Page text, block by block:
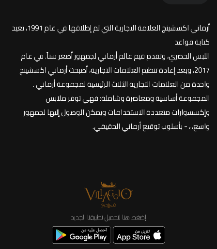
أرماني اكسشينج العلامة التجارية التي تم إطلاقها في عام 1991، تعيد
كتابة قواعد
اللبس الحضري، وتقدم قيم عالم أرماني لجمهور أصغر سناً. في عام
2017، وبعد إعادة تنظيم العلامات التجارية، أصبحت أرماني اكسشينج
واحدة من العلامات التجارية الثلاث الرئيسية لمجموعة أرماني .
المجموعة أساسية ومعاصرة وشاملة: فهي توفر ملابس
وإكسسوارات متعددة الاستخدامات ويمكن الوصول إليها لجمهور
واسع، ، - بأسلوب توقيع أرماني الحقيقي.
إضغط هنا لتحميل تطبيقنا الجديد